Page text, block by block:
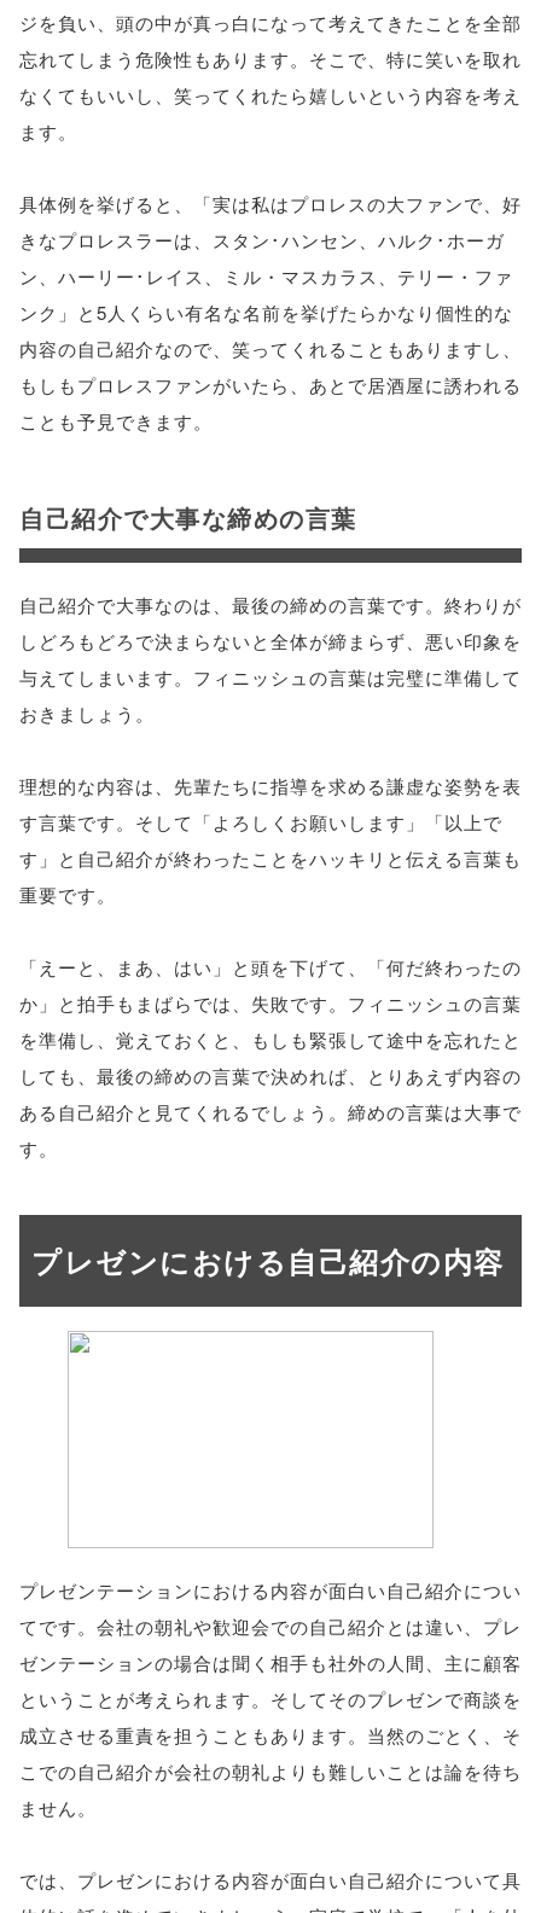
ジを負い、頭の中が真っ白になって考えてきたことを全部
忘れてしまう危険性もあります。そこで、特に笑いを取れ
なくてもいいし、笑ってくれたら嬉しいという内容を考え
ます。
具体例を挙げると、「実は私はプロレスの大ファンで、好
きなプロレスラーは、スタン･ハンセン、ハルク･ホーガ
ン、ハーリー･レイス、ミル・マスカラス、テリー・ファ
ンク」と5人くらい有名な名前を挙げたらかなり個性的な
内容の自己紹介なので、笑ってくれることもありますし、
もしもプロレスファンがいたら、あとで居酒屋に誘われる
ことも予見できます。
自己紹介で大事な締めの言葉
自己紹介で大事なのは、最後の締めの言葉です。終わりが
しどろもどろで決まらないと全体が締まらず、悪い印象を
与えてしまいます。フィニッシュの言葉は完璧に準備して
おきましょう。
理想的な内容は、先輩たちに指導を求める謙虚な姿勢を表
す言葉です。そして「よろしくお願いします」「以上で
す」と自己紹介が終わったことをハッキリと伝える言葉も
重要です。
「えーと、まあ、はい」と頭を下げて、「何だ終わったの
か」と拍手もまばらでは、失敗です。フィニッシュの言葉
を準備し、覚えておくと、もしも緊張して途中を忘れたと
しても、最後の締めの言葉で決めれば、とりあえず内容の
ある自己紹介と見てくれるでしょう。締めの言葉は大事で
す。
プレゼンにおける自己紹介の内容
プレゼンテーションにおける内容が面白い自己紹介につい
てです。会社の朝礼や歓迎会での自己紹介とは違い、プレ
ゼンテーションの場合は聞く相手も社外の人間、主に顧客
ということが考えられます。そしてそのプレゼンで商談を
成立させる重責を担うこともあります。当然のごとく、そ
こでの自己紹介が会社の朝礼よりも難しいことは論を待ち
ません。
では、プレゼンにおける内容が面白い自己紹介について具